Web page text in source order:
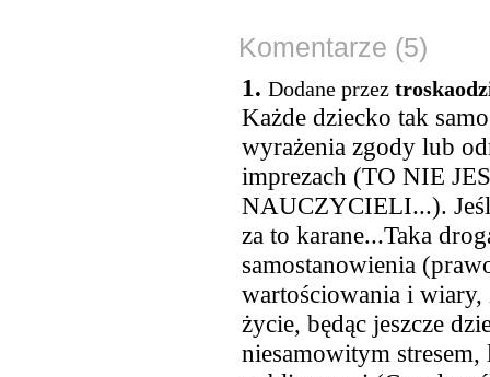
Komentarze (5)
1. Dodane przez
Każde dziecko tak
wyrażenia zgody lub
imprezach (TO NIE
NAUCZYCIELI...).
za to karane...Taka
samostanowienia
wartościowania i wiary,
życie, będąc jeszcze
niesamowitym